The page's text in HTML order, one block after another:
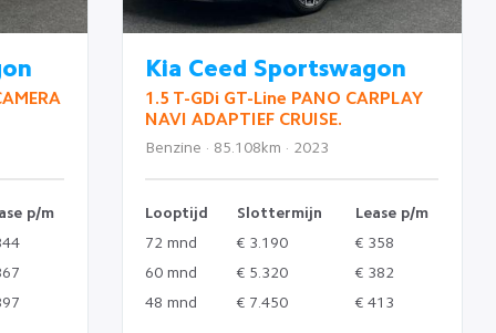
p/m
Kia Ceed Sportswagon
1.5 T-GDi GT-Line PANO CARPLAY
NAVI ADAPTIEF CRUISE.
Benzine · 85.108km · 2023
Looptijd Slottermijn
Lease p/m
72 mnd
€ 3.190
€ 358
60 mnd
€ 5.320
€ 382
48 mnd
€ 7.450 € 413